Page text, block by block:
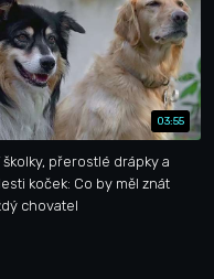
03:55
školky, přerostlé drápky a
koček: Co by měl znát
chovatel